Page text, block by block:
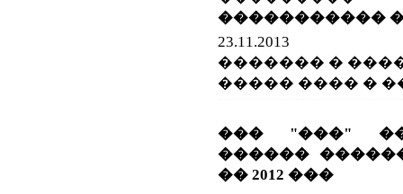
�����������
23.11.2013
������� �
����� ���� �
��� "���"
������
�� 2012 ���